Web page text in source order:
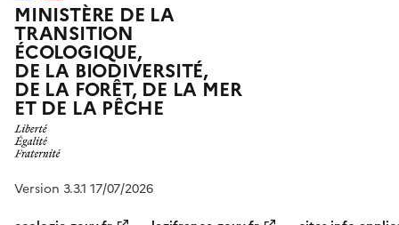
MINISTÈRE DE LA
TRANSITION
ÉCOLOGIQUE,
DE LA BIODIVERSITÉ,
DE LA FORÊT, DE LA MER
ET DE LA PÊCHE
Version 3.3.1 17/07/2026